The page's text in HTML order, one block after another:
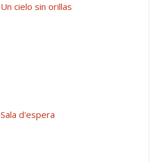
Un cielo sin orillas
Sala d'espera